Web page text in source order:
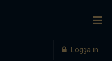
Logga in